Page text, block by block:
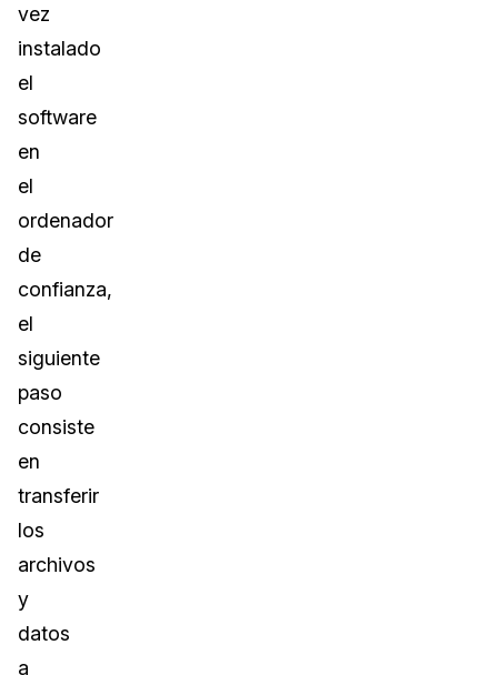
vez
instalado
el
software
en
el
ordenador
de
confianza,
el
siguiente
paso
consiste
en
transferir
los
archivos
y
datos
a